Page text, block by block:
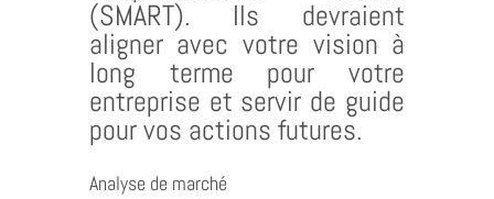
(SMART). Ils devraient
aligner avec votre vision à
long terme pour votre
entreprise et servir de guide
pour vos actions futures.
Analyse de marché